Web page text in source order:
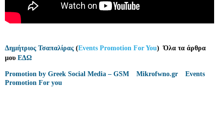
Δημήτριος Τσαπαλίρας (Events Promotion For You) Όλα τα άρθρα
μου ΕΔΩ
Promotion by Greek Social Media – GSM Mikrofwno.gr
Events
Promotion For you